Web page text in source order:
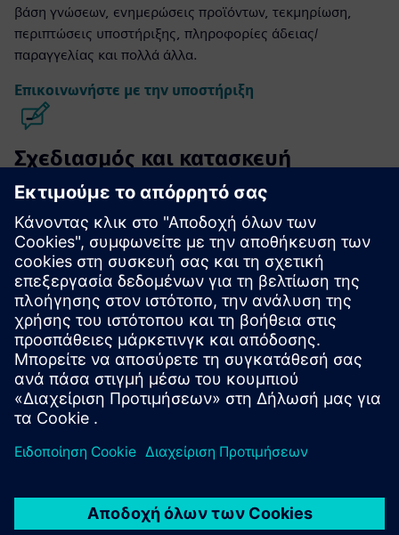
βάση γνώσεων, ενημερώσεις προϊόντων, τεκμηρίωση,
περιπτώσεις υποστήριξης, πληροφορίες άδειας/
παραγγελίας και πολλά άλλα.
Επικοινωνήστε με την υποστήριξη
Σχεδιασμός και κατασκευή
ολοκληρωμένων κυκλωμάτων
Calibre
Η σουίτα εργαλείων Calibre παρέχει ακριβή,
αποτελεσματική, ολοκληρωμένη επαλήθευση και
βελτιστοποίηση ολοκληρωμένου κυκλώματος σε όλους
τους κόμβους διεργασιών και τα στυλ σχεδίασης,
ελαχιστοποιώντας παράλληλα τη χρήση πόρων και τα
χρονοδιαγράμματα ταινίας.
Μάθετε από ειδικούς